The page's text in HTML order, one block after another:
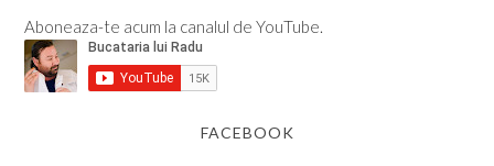
Aboneaza-te acum la canalul de YouTube.
FACEBOOK